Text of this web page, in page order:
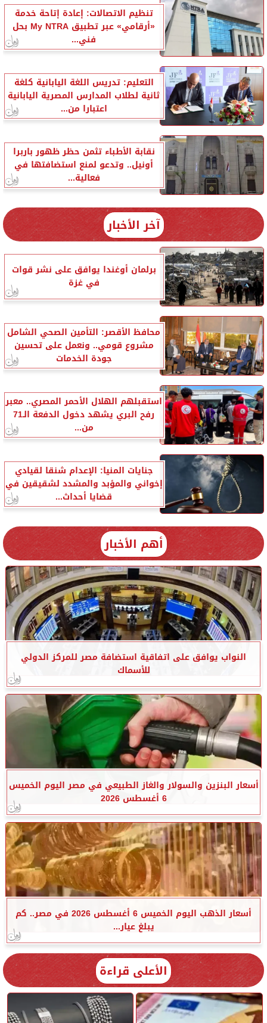
تنظيم الاتصالات: إعادة إتاحة خدمة
«أرقامي» عبر تطبيق My NTRA بحل
فني...
التعليم: تدريس اللغة اليابانية كلغة
ثانية لطلاب المدارس المصرية اليابانية
اعتبارا من...
نقابة الأطباء تثمن حظر ظهور باربرا
أونيل.. وتدعو لمنع استضافتها في
فعالية...
آخر الأخبار
برلمان أوغندا يوافق على نشر قوات
في غزة
محافظ الأقصر: التأمين الصحي الشامل
مشروع قومي.. ونعمل على تحسين
جودة الخدمات
استقبلهم الهلال الأحمر المصري.. معبر
رفح البري يشهد دخول الدفعة الـ71
من...
جنايات المنيا: الإعدام شنقا لقيادي
إخواني والمؤبد والمشدد لشقيقين في
قضايا أحداث...
أهم الأخبار
النواب يوافق على اتفاقية استضافة مصر للمركز الدولي
للأسماك
أسعار البنزين والسولار والغاز الطبيعي في مصر اليوم الخميس
6 أغسطس 2026
أسعار الذهب اليوم الخميس 6 أغسطس 2026 في مصر.. كم
يبلغ عيار...
الأعلى قراءة